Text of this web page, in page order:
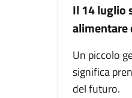
Il 14 luglio
alimentare
Un piccolo
significa
del futuro.